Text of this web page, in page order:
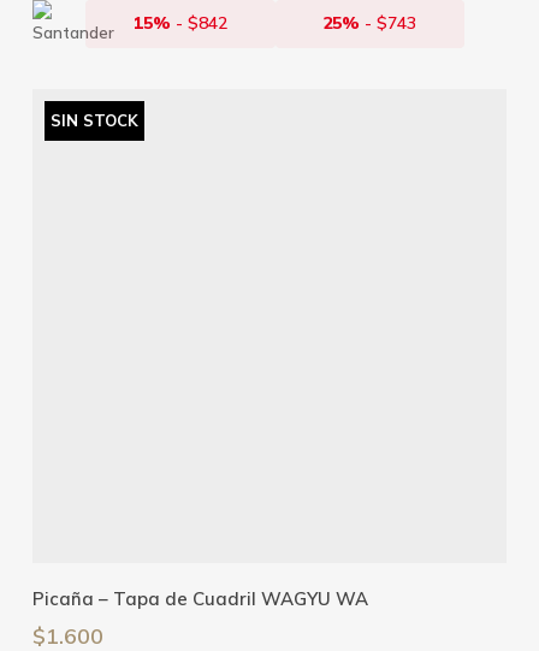
15% - $842 25% -$743
SIN STOCK
Leer Más
Picaña – Tapa de Cuadril WAGYU WA
$1.600